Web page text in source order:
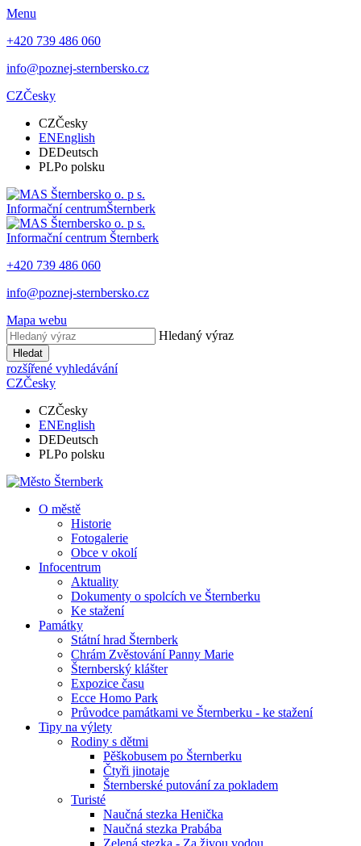
Menu
+420 739 486 060
info@poznej-sternbersko.cz
CZČesky
CZČesky
ENEnglish
DEDeutsch
PLPo polsku
Informační centrumŠternberk
Informační centrum Šternberk
+420 739 486 060
info@poznej-sternbersko.cz
Mapa webu
Hledaný výraz
Hledat
rozšířené vyhledávání
CZČesky
CZČesky
ENEnglish
DEDeutsch
PLPo polsku
O městě
Historie
Fotogalerie
Obce v okolí
Infocentrum
Aktuality
Dokumenty o spolcích ve Šternberku
Ke stažení
Památky
Státní hrad Šternberk
Chrám Zvěstování Panny Marie
Šternberský klášter
Expozice času
Ecce Homo Park
Průvodce památkami ve Šternberku - ke stažení
Tipy na výlety
Rodiny s dětmi
Pěškobusem po Šternberku
Čtyři jinotaje
Šternberské putování za pokladem
Turisté
Naučná stezka Henička
Naučná stezka Prabába
Zelená stezka - Za živou vodou